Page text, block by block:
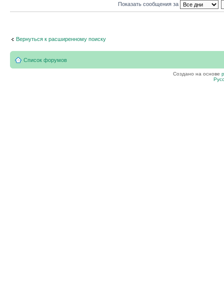
Показать сообщения за
Вернуться к расширенному поиску
Список форумов
Создано на основе